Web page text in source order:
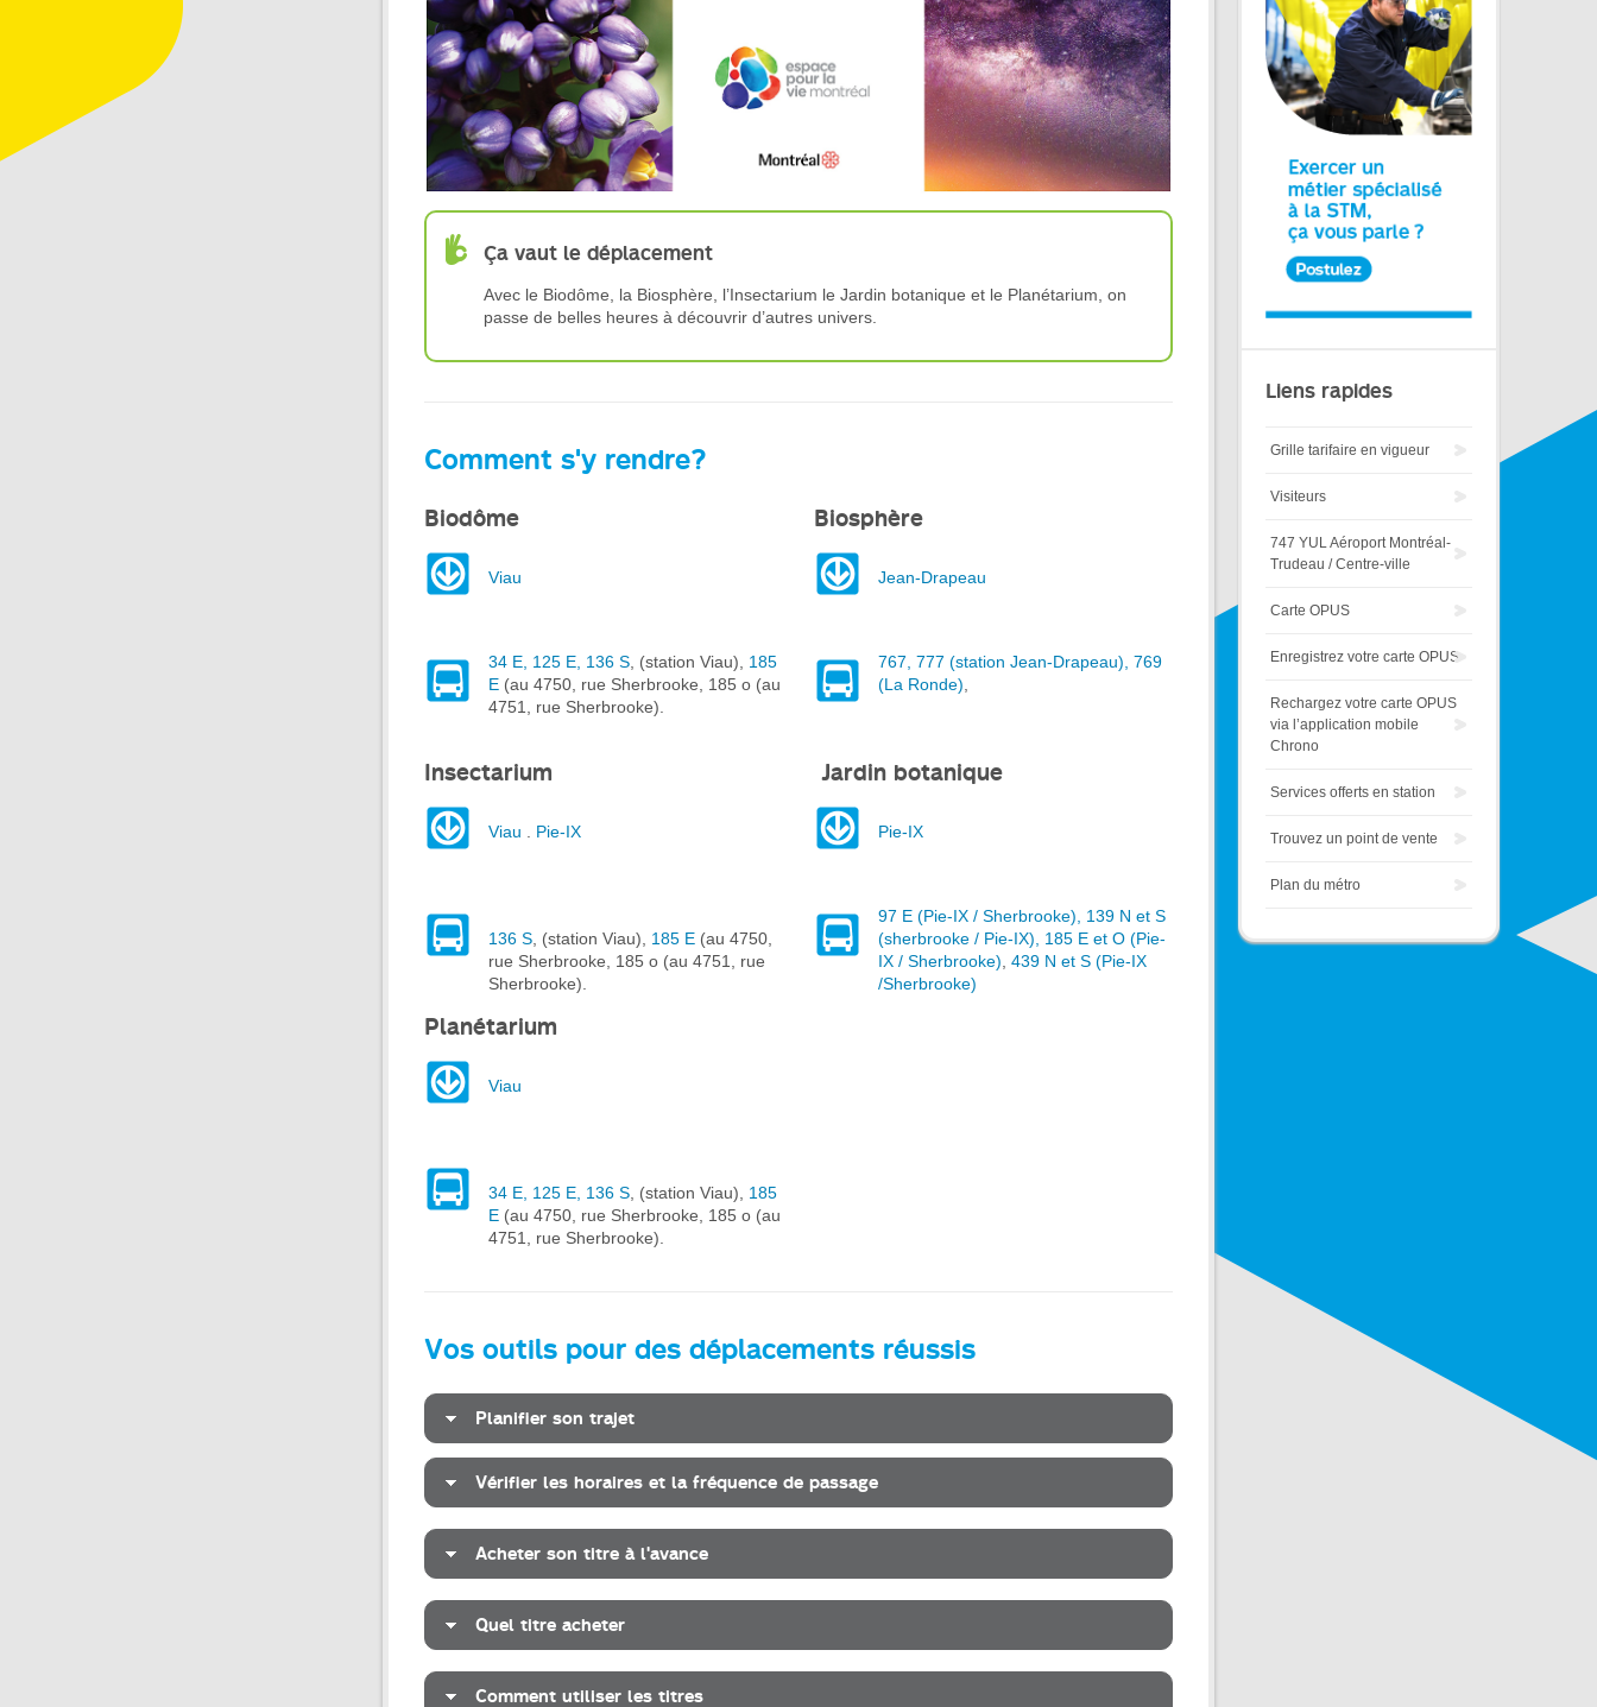
Ça vaut le déplacement
Avec le Biodôme, la Biosphère, l’Insectarium le Jardin botanique et le Planétarium, on
passe de belles heures à découvrir d’autres univers.
Comment s'y rendre?
Biodôme
Viau
34 E, 125 E, 136 S , (station Viau), 185
E (au 4750, rue Sherbrooke, 185 o (au
4751, rue Sherbrooke).
Biosphère
Jean-Drapeau
767, 777 (station Jean-Drapeau), 769
(La Ronde)
Insectarium
Viau Pie-IX
136 S , (station Viau), 185 E (au 4750,
rue Sherbrooke, 185 o (au 4751, rue
Sherbrooke).
Jardin botanique
Pie-IX
97 E (Pie-IX / Sherbrooke), 139 N et S
(sherbrooke / Pie-IX), 185 E et O (Pie-
IX / Sherbrooke) 439 N et S (Pie-IX
/Sherbrooke)
Planétarium
Viau
34 E, 125 E, 136 S , (station Viau), 185
E (au 4750, rue Sherbrooke, 185 o (au
4751, rue Sherbrooke).
Vos outils pour des déplacements réussis
Planifier son trajet
Vérifier les horaires et la fréquence de passage
Acheter son titre à l'avance
Quel titre acheter
Comment utiliser les titres
Liens rapides
Grille tarifaire en vigueur
Visiteurs
747 YUL Aéroport Montréal-
Trudeau / Centre-ville
Carte OPUS
Enregistrez votre carte OPUS
Rechargez votre carte OPUS
via l’application mobile
Chrono
Services offerts en station
Trouvez un point de vente
Plan du métro